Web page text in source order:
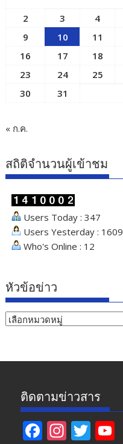
2
3 4
9
10 11
16
17 18
23
24 25
30
31
« ก.ค.
สถิติจำนวนผู้เข้าชม
Users Today : 347
Users Yesterday : 1609
Who's Online : 12
หัวข้อข่าว
หัวข้อ
ติดตามข่าวสาร
F In T